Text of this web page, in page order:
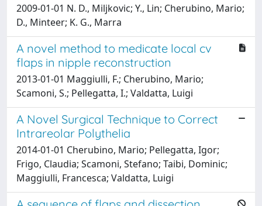
2009-01-01 N. D., Miljkovic; Y., Lin; Cherubino, Mario;
D., Minteer; K. G., Marra
A novel method to medicate local cv
flaps in nipple reconstruction
2013-01-01 Maggiulli, F.; Cherubino, Mario;
Scamoni, S.; Pellegatta, I.; Valdatta, Luigi
A Novel Surgical Technique to Correct
Intrareolar Polythelia
2014-01-01 Cherubino, Mario; Pellegatta, Igor;
Frigo, Claudia; Scamoni, Stefano; Taibi, Dominic;
Maggiulli, Francesca; Valdatta, Luigi